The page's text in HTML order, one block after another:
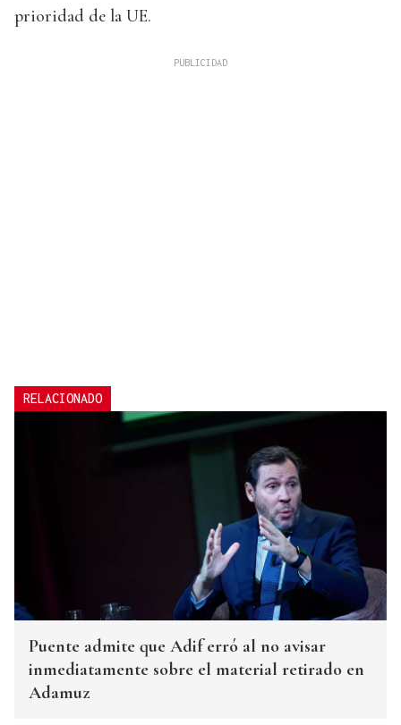
prioridad de la UE.
RELACIONADO
Puente admite que Adif erró al no avisar
inmediatamente sobre el material retirado en
Adamuz